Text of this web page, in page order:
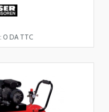
0 DA TTC